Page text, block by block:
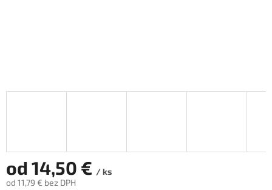
od 14,50 € / ks
od 11,79 € bez DPH